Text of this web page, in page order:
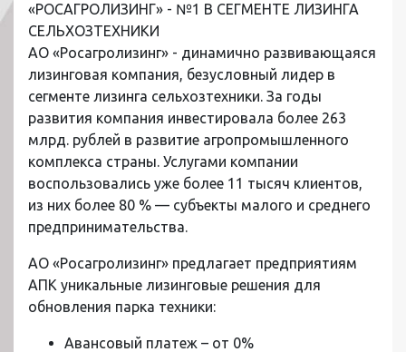
«РОСАГРОЛИЗИНГ» - №1 В СЕГМЕНТЕ ЛИЗИНГА
СЕЛЬХОЗТЕХНИКИ
АО «Росагролизинг» - динамично развивающаяся
лизинговая компания, безусловный лидер в
сегменте лизинга сельхозтехники. За годы
развития компания инвестировала более 263
млрд. рублей в развитие агропромышленного
комплекса страны. Услугами компании
воспользовались уже более 11 тысяч клиентов,
из них более 80 % — субъекты малого и среднего
предпринимательства.
АО «Росагролизинг» предлагает предприятиям
АПК уникальные лизинговые решения для
обновления парка техники:
Авансовый платеж – от 0%